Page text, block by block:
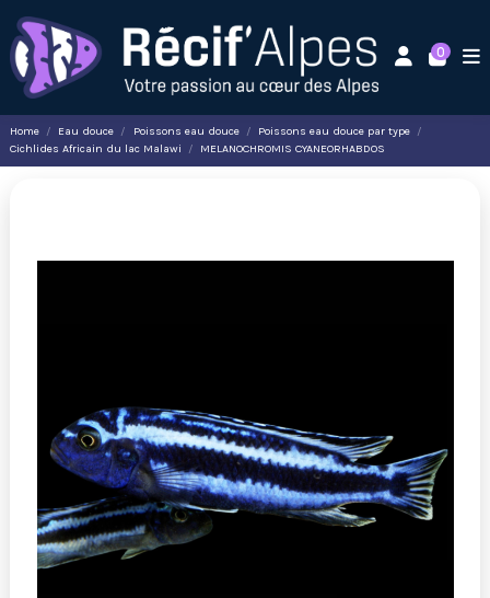
0
Home Eau douce Poissons eau douce
Poissons eau douce par type
Cichlides Africain du lac Malawi
MELANOCHROMIS CYANEORHABDOS